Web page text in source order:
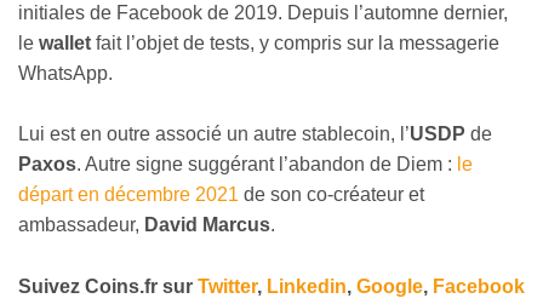
initiales de Facebook de 2019. Depuis l’automne dernier,
le wallet fait l’objet de tests, y compris sur la messagerie
WhatsApp.
Lui est en outre associé un autre stablecoin, l’USDP de
Paxos. Autre signe suggérant l’abandon de Diem : le
départ en décembre 2021 de son co-créateur et
ambassadeur, David Marcus.
Suivez Coins.fr sur Twitter, Linkedin, Google, Facebook